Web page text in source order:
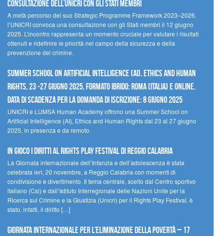
Consultazione dell’UNICRI con gli Stati membri
A metà percorso del suo Strategic Programme Framework 2023–2026,
l’UNICRI convoca una consultazione con gli Stati membri il 12 giugno
2025. L’incontro rappresenta un momento cruciale per valutare i risultati
ottenuti e ridefinire le priorità nel campo della sicurezza e della
prevenzione del crimine.
Summer School on Artificial Intelligence (AI), Ethics and Human
Rights, 23 -27 giugno 2025, Formato Ibrido: Roma (Italia) e online.
Data di scadenza per la domanda di iscrizione: 8 giugno 2025
UNICRI e LUMSA Human Academy offrono una Summer School on
Artificial Intelligence (AI), Ethics and Human Rights dal 23 al 27 giugno
2025, in presenza e da remoto.
In gioco i diritti al Rights Play Festival di Reggio Calabria
La Giornata internazionale dell’Infanzia e dell’adolescenza è stata
celebrata ieri, 20 novembre, a Reggio Calabria con momenti di
condivisione e divertimento. Il tema centrale, scelto dal Centro sportivo
italiano (Csi) e dall’Istituto Interregionale delle Nazioni Unite per la
Ricerca sul Crimine e la Giustizia (Unicri) per il Rights Play Festival, è
stato, infatti, il diritto […]
Giornata internazionale per l’eliminazione della povertà – 17